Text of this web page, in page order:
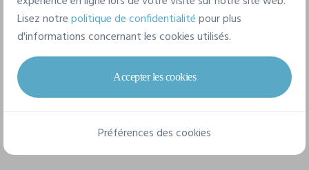
Composition
100% coton
2 tailles disponibles
Lisez notrepolitique de confidentialitépour plus
d'informations concernant les cookies utilisés.
Accepter les cookies
Préférences des cookies